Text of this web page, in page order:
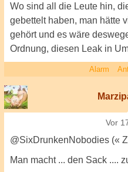
Wo sind all die Leute hin,
gebettelt haben, man hätte
gehört und es wäre
Ordnung, diesen Leak in
Alarm
Vor
@SixDrunkenNobodies («
Man macht ... den Sack ....